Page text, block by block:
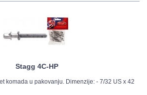
Stagg 4C-HP
komada u pakovanju. Dimenzije: - 7/32 US x 42